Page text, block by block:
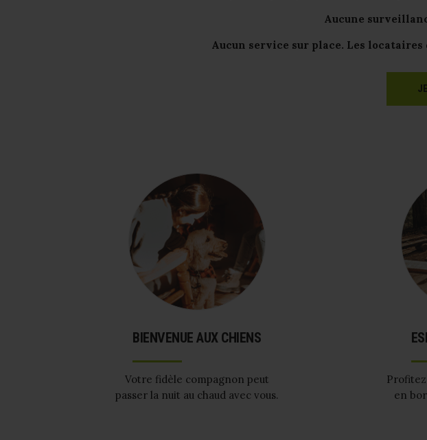
Aucune
Aucun service sur place. Les
BIENVENUE AUX CHIENS
Votre fidèle compagnon peut
passer la nuit au chaud avec vous.
en